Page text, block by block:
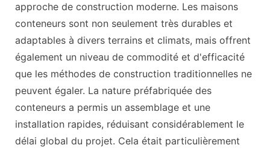
approche de construction moderne. Les maisons
conteneurs sont non seulement très durables et
adaptables à divers terrains et climats, mais offrent
également un niveau de commodité et d'efficacité
que les méthodes de construction traditionnelles ne
peuvent égaler. La nature préfabriquée des
conteneurs a permis un assemblage et une
installation rapides, réduisant considérablement le
délai global du projet. Cela était particulièrement